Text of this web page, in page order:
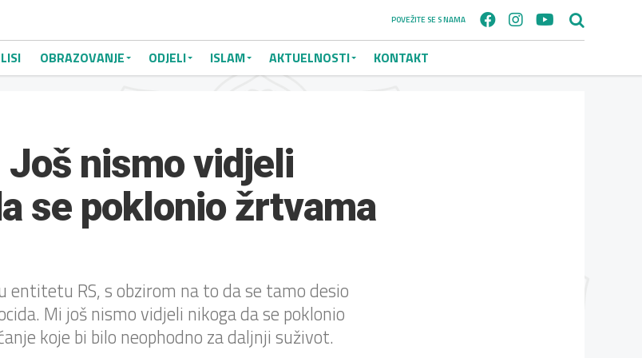
POVEŽITE SE S NAMA
OBRAZOVANJE ODJELI ISLAM AKTUELNOSTI KONTAKT
nismo vidjeli
se poklonio žrtvama
entitetu RS, s obzirom na to da se tamo desio
Mi još nismo vidjeli nikoga da se poklonio
koje bi bilo neophodno za daljnji suživot.